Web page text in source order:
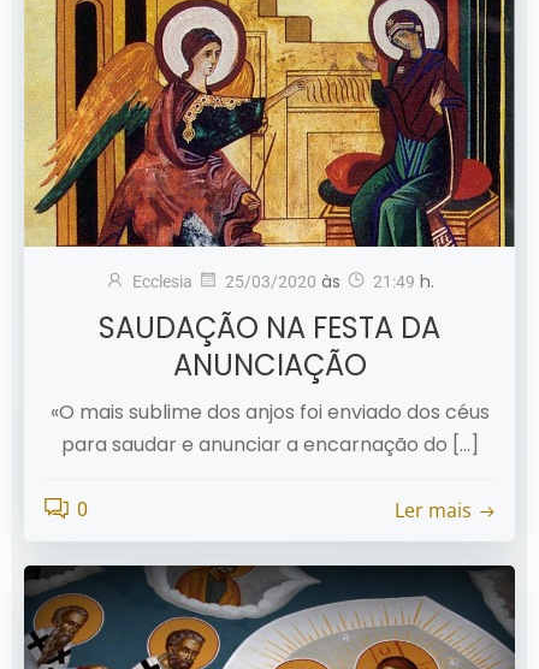
Ecclesia 25/03/2020 às 21:49 h.
SAUDAÇÃO NA FESTA DA
ANUNCIAÇÃO
«O mais sublime dos anjos foi enviado dos céus
para saudar e anunciar a encarnação do […]
0 Ler mais